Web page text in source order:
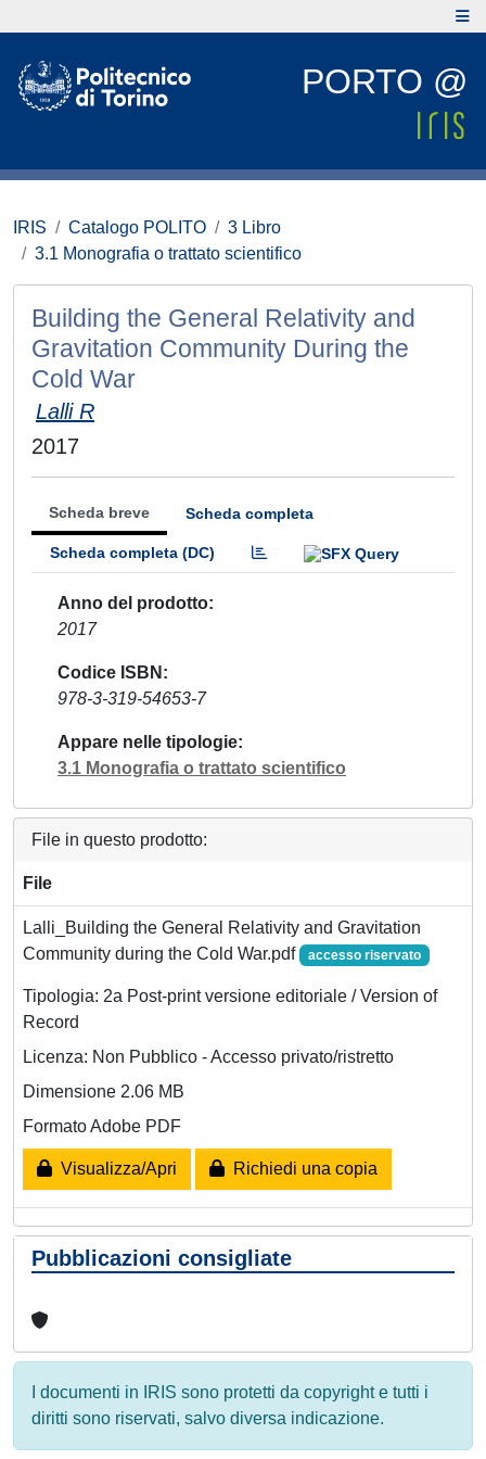
PORTO @
IRIS Catalogo POLITO
3 Libro
3.1 Monografia o trattato scientifico
Building the General Relativity and
Gravitation Community During the
Cold War
Lalli R
2017
Scheda breve Scheda completa
Scheda completa (DC)
Anno del prodotto
2017
Codice ISBN
978-3-319-54653-7
Appare nelle tipologie
3.1 Monografia o trattato scientifico
File in questo prodotto:
File
Lalli_Building the General Relativity and Gravitation
Community during the Cold War.pdf
accesso riservato
Tipologia: 2a Post-print versione editoriale / Version of
Record
Licenza: Non Pubblico - Accesso privato/ristretto
Dimensione 2.06 MB
Formato Adobe PDF
Visualizza/Apri Richiedi una copia
Pubblicazioni consigliate
I documenti in IRIS sono protetti da copyright e tutti i
diritti sono riservati, salvo diversa indicazione.